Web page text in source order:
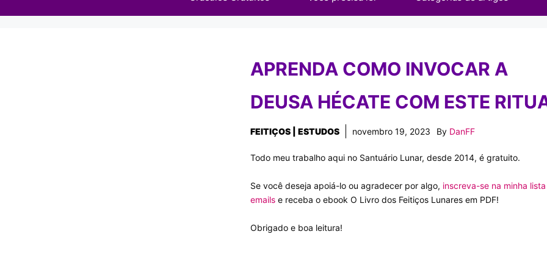
APRENDA COMO INVOCAR A
DEUSA HÉCATE COM ESTE
FEITIÇOS | ESTUDOS novembro 19, 2023 By DanFF
Todo meu trabalho aqui no Santuário Lunar, desde 2014, é gratuito.
Se você deseja apoiá-lo ou agradecer por algo, inscreva-se na minha
emailse receba o ebook O Livro dos Feitiços Lunares em PDF!
Obrigado e boa leitura!